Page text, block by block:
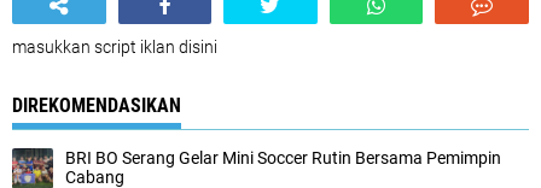
masukkan script iklan disini
DIREKOMENDASIKAN
BRI BO Serang Gelar Mini Soccer Rutin Bersama Pemimpin
Cabang